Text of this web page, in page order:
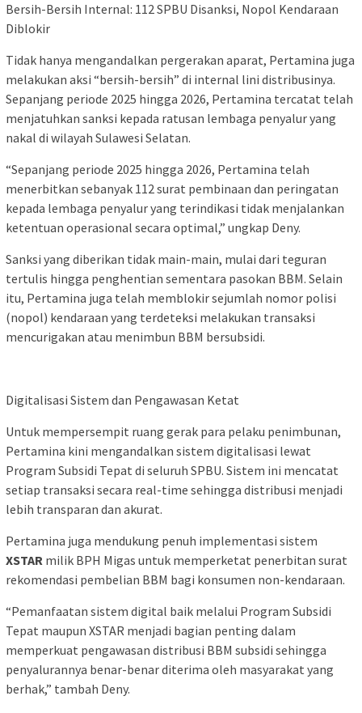
Bersih-Bersih Internal: 112 SPBU Disanksi, Nopol Kendaraan
Diblokir
Tidak hanya mengandalkan pergerakan aparat, Pertamina juga
melakukan aksi “bersih-bersih” di internal lini distribusinya.
Sepanjang periode 2025 hingga 2026, Pertamina tercatat telah
menjatuhkan sanksi kepada ratusan lembaga penyalur yang
nakal di wilayah Sulawesi Selatan.
“Sepanjang periode 2025 hingga 2026, Pertamina telah
menerbitkan sebanyak 112 surat pembinaan dan peringatan
kepada lembaga penyalur yang terindikasi tidak menjalankan
ketentuan operasional secara optimal,” ungkap Deny.
Sanksi yang diberikan tidak main-main, mulai dari teguran
tertulis hingga penghentian sementara pasokan BBM. Selain
itu, Pertamina juga telah memblokir sejumlah nomor polisi
(nopol) kendaraan yang terdeteksi melakukan transaksi
mencurigakan atau menimbun BBM bersubsidi.
Digitalisasi Sistem dan Pengawasan Ketat
Untuk mempersempit ruang gerak para pelaku penimbunan,
Pertamina kini mengandalkan sistem digitalisasi lewat
Program Subsidi Tepat di seluruh SPBU. Sistem ini mencatat
setiap transaksi secara real-time sehingga distribusi menjadi
lebih transparan dan akurat.
Pertamina juga mendukung penuh implementasi sistem
XSTAR milik BPH Migas untuk memperketat penerbitan surat
rekomendasi pembelian BBM bagi konsumen non-kendaraan.
“Pemanfaatan sistem digital baik melalui Program Subsidi
Tepat maupun XSTAR menjadi bagian penting dalam
memperkuat pengawasan distribusi BBM subsidi sehingga
penyalurannya benar-benar diterima oleh masyarakat yang
berhak,” tambah Deny.